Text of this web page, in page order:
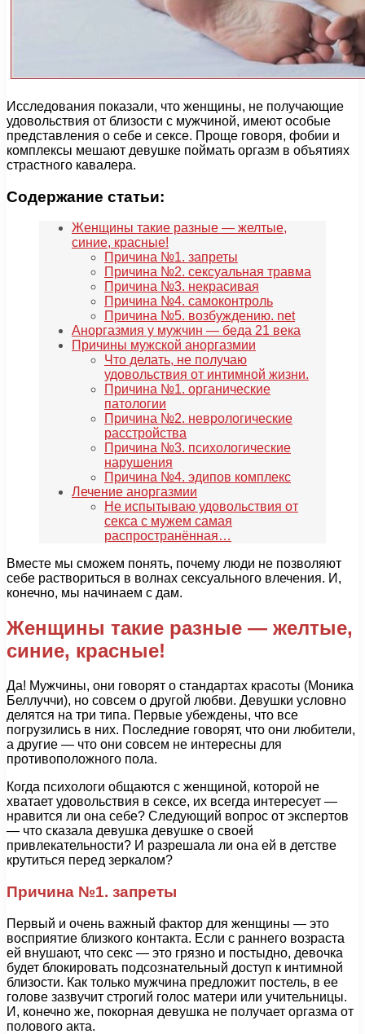
Исследования показали, что женщины, не получающие
удовольствия от близости с мужчиной, имеют особые
представления о себе и сексе. Проще говоря, фобии и
комплексы мешают девушке поймать оргазм в объятиях
страстного кавалера.
Содержание статьи:
Женщины такие разные — желтые,
синие, красные!
Причина №1. запреты
Причина №2. сексуальная травма
Причина №3. некрасивая
Причина №4. самоконтроль
Причина №5. возбуждению. net
Аноргазмия у мужчин — беда 21 века
Причины мужской аноргазмии
Что делать, не получаю
удовольствия от интимной жизни.
Причина №1. органические
патологии
Причина №2. неврологические
расстройства
Причина №3. психологические
нарушения
Причина №4. эдипов комплекс
Лечение аноргазмии
Не испытываю удовольствия от
секса с мужем самая
распространённая…
Вместе мы сможем понять, почему люди не позволяют
себе раствориться в волнах сексуального влечения. И,
конечно, мы начинаем с дам.
Женщины такие разные — желтые,
синие, красные!
Да! Мужчины, они говорят о стандартах красоты (Моника
Беллуччи), но совсем о другой любви. Девушки условно
делятся на три типа. Первые убеждены, что все
погрузились в них. Последние говорят, что они любители,
а другие — что они совсем не интересны для
противоположного пола.
Когда психологи общаются с женщиной, которой не
хватает удовольствия в сексе, их всегда интересует —
нравится ли она себе? Следующий вопрос от экспертов
— что сказала девушка девушке о своей
привлекательности? И разрешала ли она ей в детстве
крутиться перед зеркалом?
Причина №1. запреты
Первый и очень важный фактор для женщины — это
восприятие близкого контакта. Если с раннего возраста
ей внушают, что секс — это грязно и постыдно, девочка
будет блокировать подсознательный доступ к интимной
близости. Как только мужчина предложит постель, в ее
голове зазвучит строгий голос матери или учительницы.
И, конечно же, покорная девушка не получает оргазма от
полового акта.